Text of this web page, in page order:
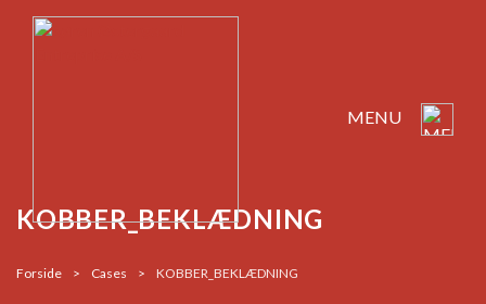
MENU
KOBBER_BEKLÆDNING
Forside > Cases > KOBBER_BEKLÆDNING